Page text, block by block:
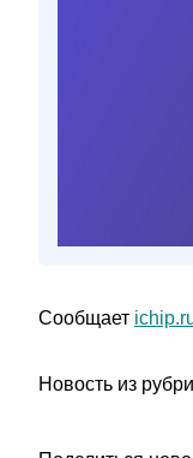
Сообщает
Новость из